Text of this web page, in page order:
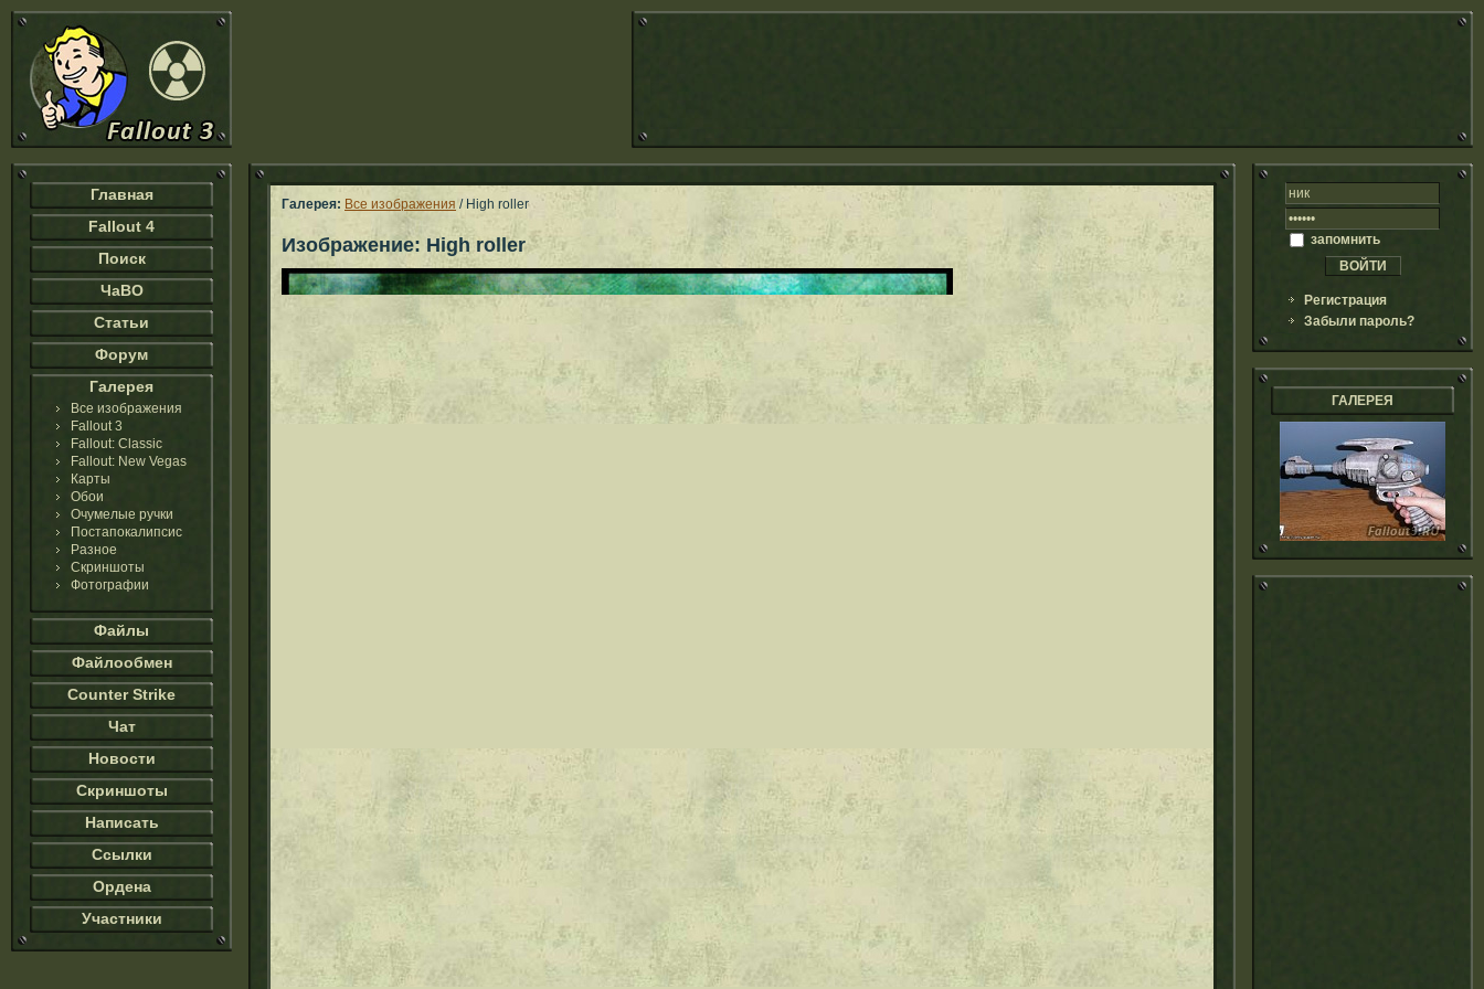
Главная
Fallout 4
Поиск
ЧаВО
Статьи
Форум
Галерея
Все изображения
Fallout 3
Fallout: Classic
Fallout: New Vegas
Карты
Обои
Очумелые ручки
Постапокалипсис
Разное
Скриншоты
Фотографии
Файлы
Файлообмен
Counter Strike
Чат
Новости
Скриншоты
Написать
Ссылки
Ордена
Участники
Галерея: Все изображения / High roller
Изображение: High roller запомнить
Регистрация
Забыли пароль?
ГАЛЕРЕЯ